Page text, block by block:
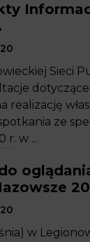
Sieci
realizację
ze
r. w ...
w